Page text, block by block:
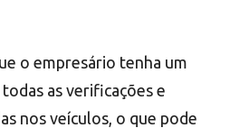
o empresário tenha um
as verificações e
nos veículos, o que pode